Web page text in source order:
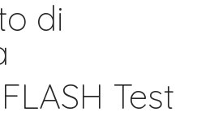
di
Test